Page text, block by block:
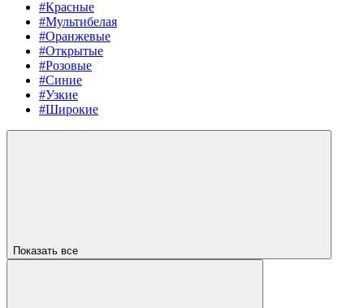
#Красные
#Мультибелая
#Оранжевые
#Открытые
#Розовые
#Синие
#Узкие
#Широкие
Показать все